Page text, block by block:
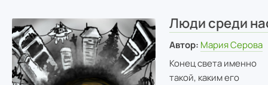
Люди среди
Автор: Мария Серова
Конец света именно
такой, каким его